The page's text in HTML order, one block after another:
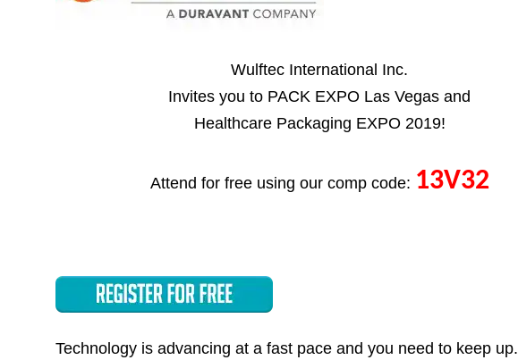
Wulftec International Inc.
Invites you to PACK EXPO Las Vegas and
Healthcare Packaging EXPO 2019!
Attend for free using our comp code: 13V32
Technology is advancing at a fast pace and you need to keep up.